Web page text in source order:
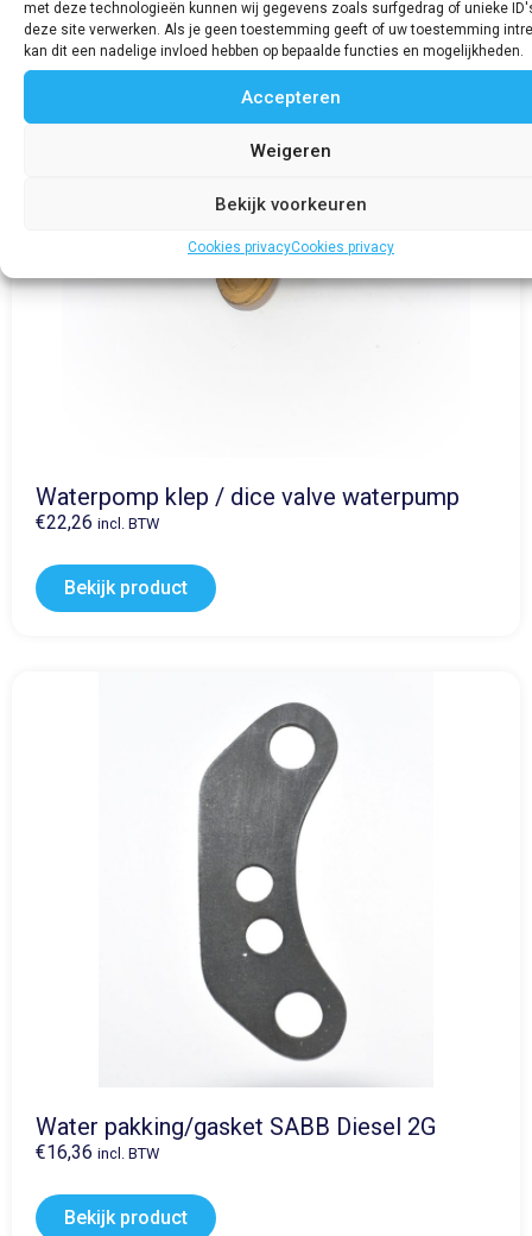
met deze technologieën kunnen wij gegevens zoals surfgedrag of unieke
deze site verwerken. Als je geen toestemming geeft of uw toestemming
kan dit een nadelige invloed hebben op bepaalde functies en mogelijkheden.
Accepteren
Weigeren
Bekijk voorkeuren
Cookies privacyCookies privacy
Waterpomp klep / dice valve waterpump
€22,26 incl. BTW
Bekijk product
Water pakking/gasket SABB Diesel 2G
€16,36 incl. BTW
Bekijk product